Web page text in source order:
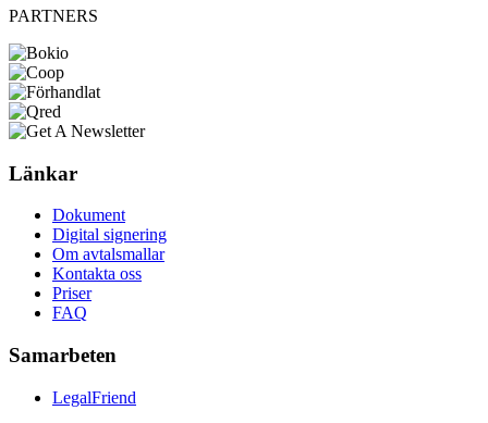
PARTNERS
Länkar
Dokument
Digital signering
Om avtalsmallar
Kontakta oss
Priser
FAQ
Samarbeten
LegalFriend